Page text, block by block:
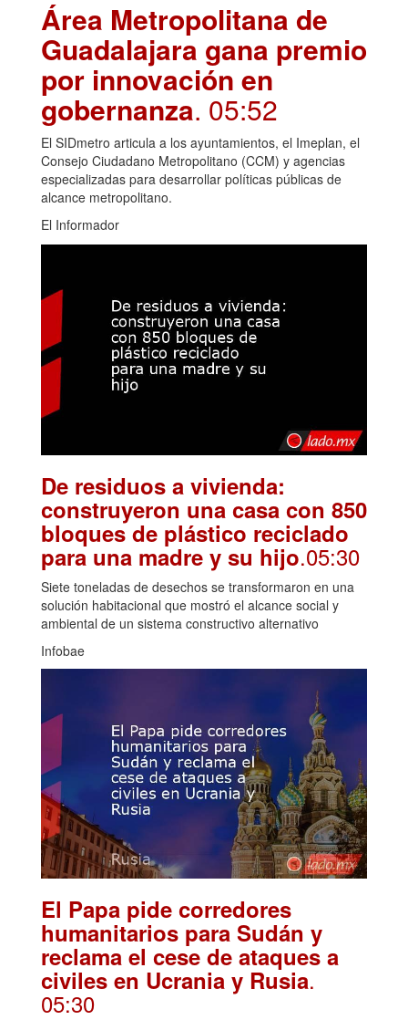
Área Metropolitana de
Guadalajara gana premio
por innovación en
gobernanza. 05:52
El SIDmetro articula a los ayuntamientos, el Imeplan, el
Consejo Ciudadano Metropolitano (CCM) y agencias
especializadas para desarrollar políticas públicas de
alcance metropolitano.
El Informador
De residuos a vivienda:
construyeron una casa con 850
bloques de plástico reciclado
para una madre y su hijo.05:30
Siete toneladas de desechos se transformaron en una
solución habitacional que mostró el alcance social y
ambiental de un sistema constructivo alternativo
Infobae
El Papa pide corredores
humanitarios para Sudán y
reclama el cese de ataques a
civiles en Ucrania y Rusia.
05:30